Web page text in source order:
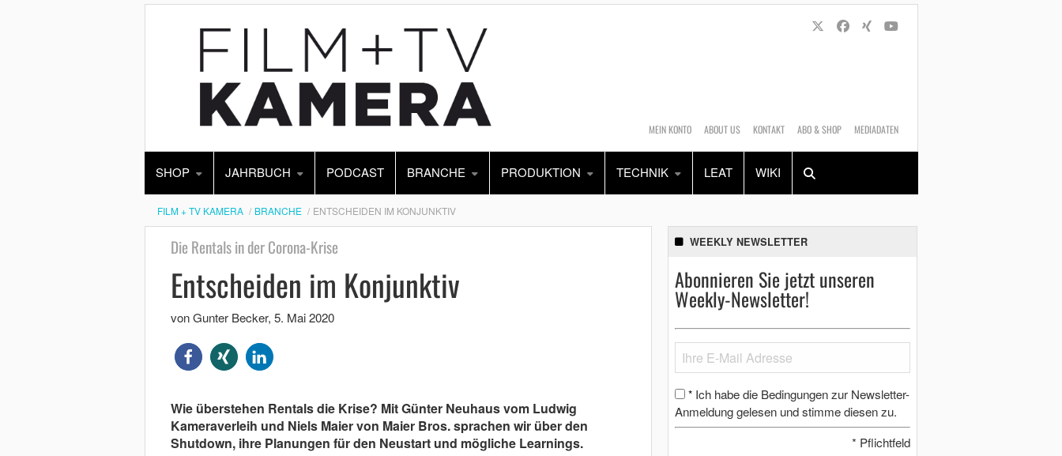
MEIN KONTO ABOUT US KONTAKT ABO & SHOP MEDIADATEN
SHOP JAHRBUCH PODCAST BRANCHE PRODUKTION TECHNIK LEAT WIKI
Alles Shop
FILM + TV KAMERA BRANCHE ENTSCHEIDEN IM KONJUNKTIV
Die Rentals in der Corona-Krise
Entscheiden im Konjunktiv
von Gunter Becker, 5. Mai 2020
Wie überstehen Rentals die Krise? Mit Günter Neuhaus vom Ludwig
Kameraverleih und Niels Maier von Maier Bros. sprachen wir über den
Shutdown, ihre Planungen für den Neustart und mögliche Learnings.
WEEKLY NEWSLETTER
Abonnieren Sie jetzt unseren
Weekly-Newsletter!
* Ich habe die Bedingungen zur Newsletter-
Anmeldung gelesen und stimme diesen zu.
* Pflichtfeld